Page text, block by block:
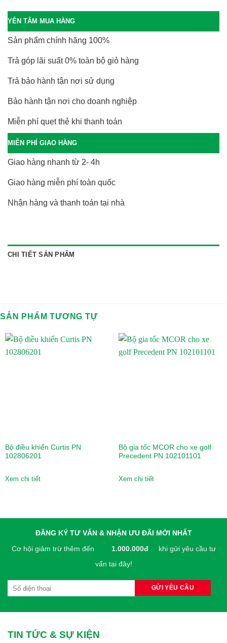
YÊN TÂM MUA HÀNG
Sản phẩm chính hãng 100%
Trả góp lãi suất 0% toàn bộ giỏ hàng
Trả bảo hành tận nơi sử dụng
Bảo hành tận nơi cho doanh nghiệp
Miễn phí quẹt thẻ khi thanh toán
MIỄN PHÍ GIAO HÀNG
Giao hàng nhanh từ 2- 4h
Giao hàng miễn phí toàn quốc
Nhận hàng và thanh toán tại nhà
CHI TIẾT SẢN PHẨM
SẢN PHẨM TƯƠNG TỰ
Bộ điều khiển Curtis PN
102806201
Xem chi tiết
Bộ gia tốc MCOR cho xe golf
Precedent PN 102101101
Xem chi tiết
ĐĂNG KÝ TƯ VẤN & NHẬN ƯU ĐÃI MỚI NHẤT
Cơ hội giảm trừ thêm đến 1.000.000đ
khi gửi yêu cầu tư
vấn tại đây!
TIN TỨC & SỰ KIỆN